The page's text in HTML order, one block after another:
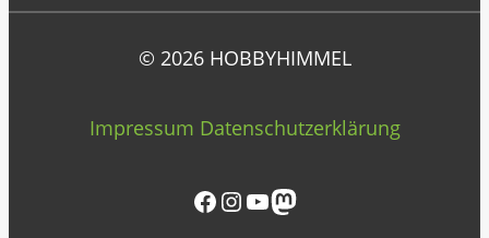
© 2026 HOBBYHIMMEL
Impressum Datenschutzerklärung
Facebook InstagramYouTube Mastodon